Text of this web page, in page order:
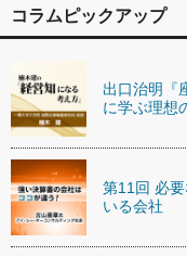
コラムピックアップ
出口治明『
に学ぶ理想
第11回 必
いる会社